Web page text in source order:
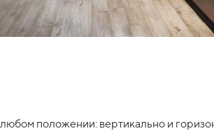
положении: вертикально и